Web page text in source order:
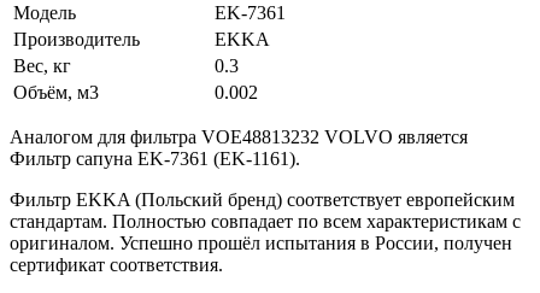
Модель
EK-7361
Производитель
EKKA
Вес, кг
0.3
Объём, м3
0.002
Аналогом для фильтра VOE48813232 VOLVO является
Фильтр сапуна EK-7361 (EK-1161).
Фильтр EKKA (Польский бренд) соответствует европейским
стандартам. Полностью совпадает по всем характеристикам с
оригиналом. Успешно прошёл испытания в России, получен
сертификат соответствия.